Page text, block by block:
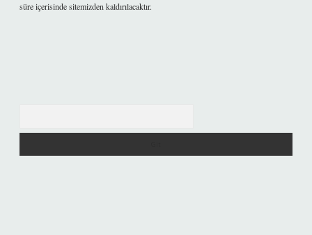
süre içerisinde sitemizden kaldırılacaktır.